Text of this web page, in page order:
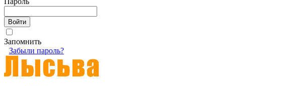
Запомнить
Забыли пароль?